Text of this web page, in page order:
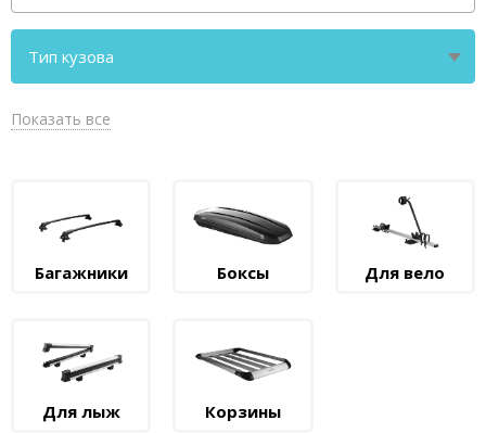
Тип кузова
минивэн без рейлингов
Показать все
Багажники Боксы Для вело
Для лыж Корзины